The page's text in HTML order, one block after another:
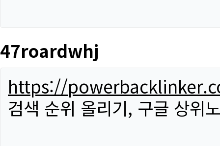
47roardwhj
https://
검색 순위 올리기, 구글 상위